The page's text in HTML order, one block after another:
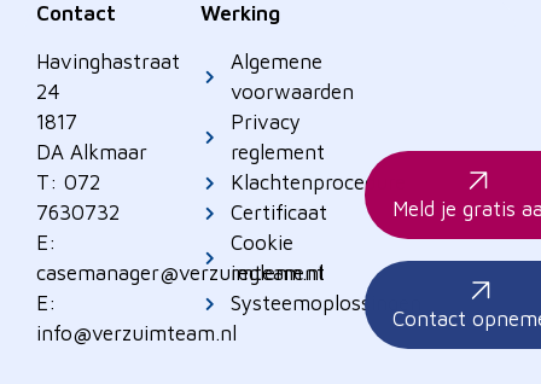
Contact
Havinghastraat
24
1817
DA Alkmaar
T: 072
7630732
E:
casemanager@verzuimteam.nl
E:
info@verzuimteam.nl
Werking
Algemene
voorwaarden
Privacy
reglement
Klachtenprocedure
Certificaat
Cookie
reglement
Systeemoplossingen
Meld je gratis
Contact